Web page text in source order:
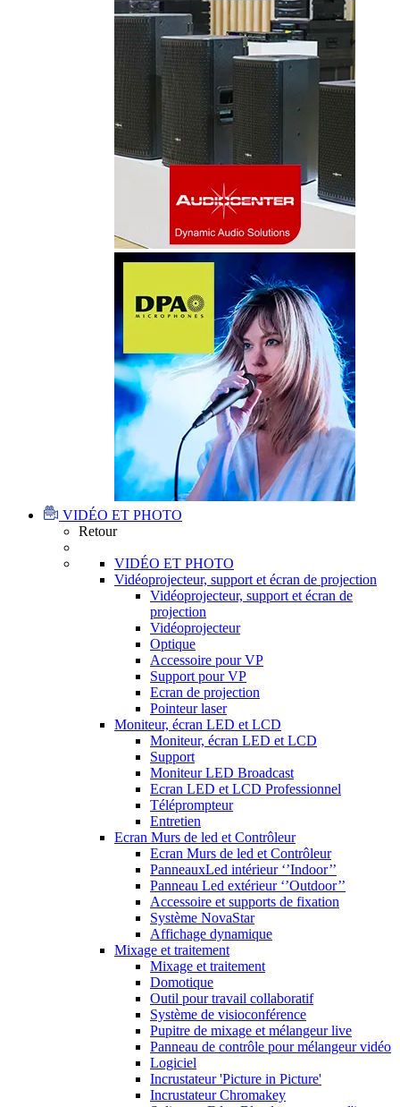
VIDÉO ET PHOTO
Retour
VIDÉO ET PHOTO
Vidéoprojecteur, support et écran de projection
Vidéoprojecteur, support et écran de
projection
Vidéoprojecteur
Optique
Accessoire pour VP
Support pour VP
Ecran de projection
Pointeur laser
Moniteur, écran LED et LCD
Moniteur, écran LED et LCD
Support
Moniteur LED Broadcast
Ecran LED et LCD Professionnel
Téléprompteur
Entretien
Ecran Murs de led et Contrôleur
Ecran Murs de led et Contrôleur
PanneauxLed intérieur ‘’Indoor’’
Panneau Led extérieur ‘’Outdoor’’
Accessoire et supports de fixation
Système NovaStar
Affichage dynamique
Mixage et traitement
Mixage et traitement
Domotique
Outil pour travail collaboratif
Système de visioconférence
Pupitre de mixage et mélangeur live
Panneau de contrôle pour mélangeur vidéo
Logiciel
Incrustateur 'Picture in Picture'
Incrustateur Chromakey